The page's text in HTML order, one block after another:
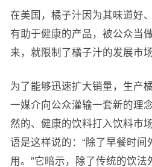
在美国，橘子汁因为其味道好
有助于健康的产品，被公众当
来，就限制了橘子汁的发展市
为了能够迅速扩大销量，生产
一媒介向公众灌输一套新的理
然的、健康的饮料打入饮料市
语是这样说的：“除了早餐时间
用。”它暗示，除了传统的饮